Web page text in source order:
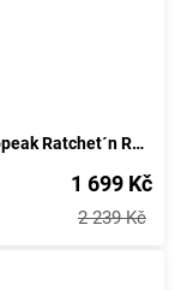
Nářadí Topeak Ratchet´n Roll EX
1 699 Kč
2 239 Kč